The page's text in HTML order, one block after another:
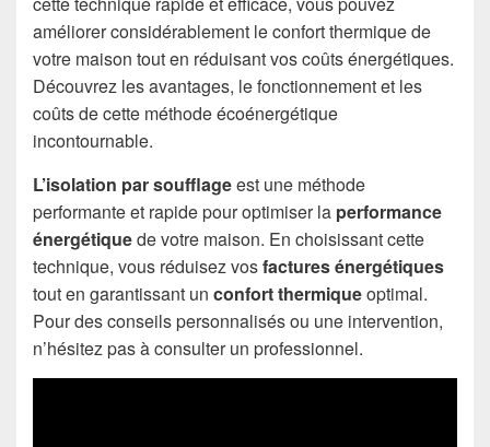
améliorer considérablement le confort thermique de
votre maison tout en réduisant vos coûts énergétiques.
Découvrez les avantages, le fonctionnement et les
coûts de cette méthode écoénergétique
incontournable.
L’isolation par soufflageest une méthode
performante et rapide pour optimiser la performance
énergétiquede votre maison. En choisissant cette
technique, vous réduisez vosfactures énergétiques
tout en garantissant un confort thermiqueoptimal.
Pour des conseils personnalisés ou une intervention,
n’hésitez pas à consulter un professionnel.